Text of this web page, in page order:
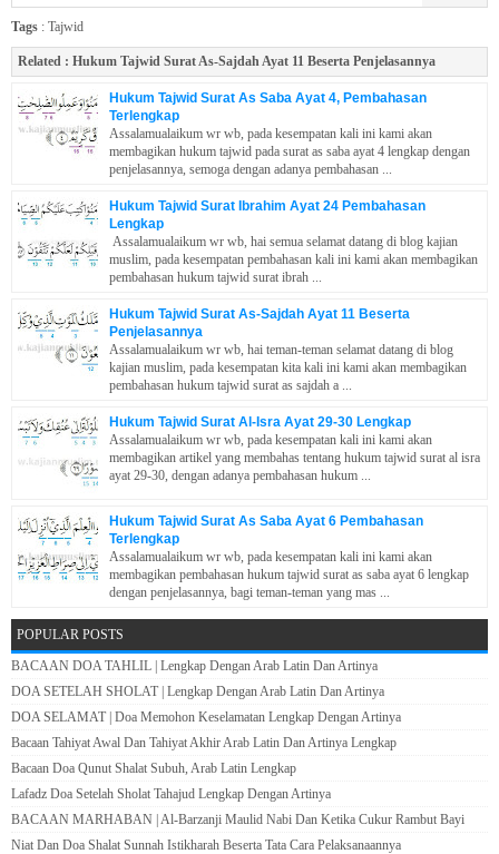
Tags : Tajwid
Related : Hukum Tajwid Surat As-Sajdah Ayat 11 Beserta Penjelasannya
Hukum Tajwid Surat As Saba Ayat 4, Pembahasan
Terlengkap
Assalamualaikum wr wb, pada kesempatan kali ini kami akan
membagikan hukum tajwid pada surat as saba ayat 4 lengkap dengan
penjelasannya, semoga dengan adanya pembahasan ...
Hukum Tajwid Surat Ibrahim Ayat 24 Pembahasan
Lengkap
Assalamualaikum wr wb, hai semua selamat datang di blog kajian
muslim, pada kesempatan pembahasan kali ini kami akan membagikan
pembahasan hukum tajwid surat ibrah ...
Hukum Tajwid Surat As-Sajdah Ayat 11 Beserta
Penjelasannya
Assalamualaikum wr wb, hai teman-teman selamat datang di blog
kajian muslim, pada kesempatan kita kali ini kami akan membagikan
pembahasan hukum tajwid surat as sajdah a ...
Hukum Tajwid Surat Al-Isra Ayat 29-30 Lengkap
Assalamualaikum wr wb, pada kesempatan kali ini kami akan
membagikan artikel yang membahas tentang hukum tajwid surat al isra
ayat 29-30, dengan adanya pembahasan hukum ...
Hukum Tajwid Surat As Saba Ayat 6 Pembahasan
Terlengkap
Assalamualaikum wr wb, pada kesempatan kali ini kami akan
membagikan pembahasan hukum tajwid surat as saba ayat 6 lengkap
dengan penjelasannya, bagi teman-teman yang mas ...
POPULAR POSTS
BACAAN DOA TAHLIL | Lengkap Dengan Arab Latin Dan Artinya
DOA SETELAH SHOLAT | Lengkap Dengan Arab Latin Dan Artinya
DOA SELAMAT | Doa Memohon Keselamatan Lengkap Dengan Artinya
Bacaan Tahiyat Awal Dan Tahiyat Akhir Arab Latin Dan Artinya Lengkap
Bacaan Doa Qunut Shalat Subuh, Arab Latin Lengkap
Lafadz Doa Setelah Sholat Tahajud Lengkap Dengan Artinya
BACAAN MARHABAN | Al-Barzanji Maulid Nabi Dan Ketika Cukur Rambut Bayi
Niat Dan Doa Shalat Sunnah Istikharah Beserta Tata Cara Pelaksanaannya